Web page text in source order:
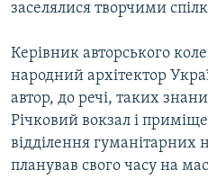
заселялися творчими
Керівник авторського
народний архітектор
автор, до речі, таких
Річковий вокзал і
відділення гуманітарних
планував свого часу на